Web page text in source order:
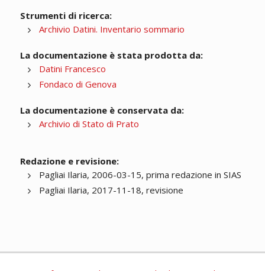
Strumenti di ricerca:
Archivio Datini. Inventario sommario
La documentazione è stata prodotta da:
Datini Francesco
Fondaco di Genova
La documentazione è conservata da:
Archivio di Stato di Prato
Redazione e revisione:
Pagliai Ilaria, 2006-03-15, prima redazione in SIAS
Pagliai Ilaria, 2017-11-18, revisione